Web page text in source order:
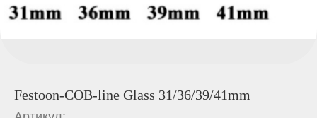
Festoon-COB-line Glass 31/36/39/41mm